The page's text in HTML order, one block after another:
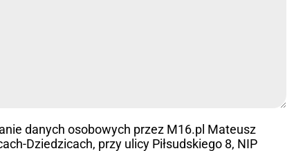
danych osobowych przez M16.pl Mateusz
Dziedzicach, przy ulicy Piłsudskiego 8, NIP